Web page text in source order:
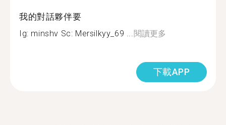
我的對話夥伴要
Ig: minshv Sc: Mersilkyy_69 ...閱讀更多
下載APP